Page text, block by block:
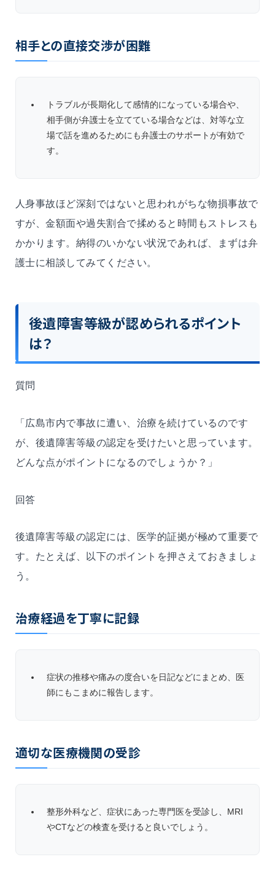
相手との直接交渉が困難
トラブルが長期化して感情的になっている場合や、
相手側が弁護士を立てている場合などは、対等な立
場で話を進めるためにも弁護士のサポートが有効で
す。
人身事故ほど深刻ではないと思われがちな物損事故で
すが、金額面や過失割合で揉めると時間もストレスも
かかります。納得のいかない状況であれば、まずは弁
護士に相談してみてください。
後遺障害等級が認められるポイント
は？
質問
「広島市内で事故に遭い、治療を続けているのです
が、後遺障害等級の認定を受けたいと思っています。
どんな点がポイントになるのでしょうか？」
回答
後遺障害等級の認定には、医学的証拠が極めて重要で
す。たとえば、以下のポイントを押さえておきましょ
う。
治療経過を丁寧に記録
症状の推移や痛みの度合いを日記などにまとめ、医
師にもこまめに報告します。
適切な医療機関の受診
整形外科など、症状にあった専門医を受診し、MRI
やCTなどの検査を受けると良いでしょう。